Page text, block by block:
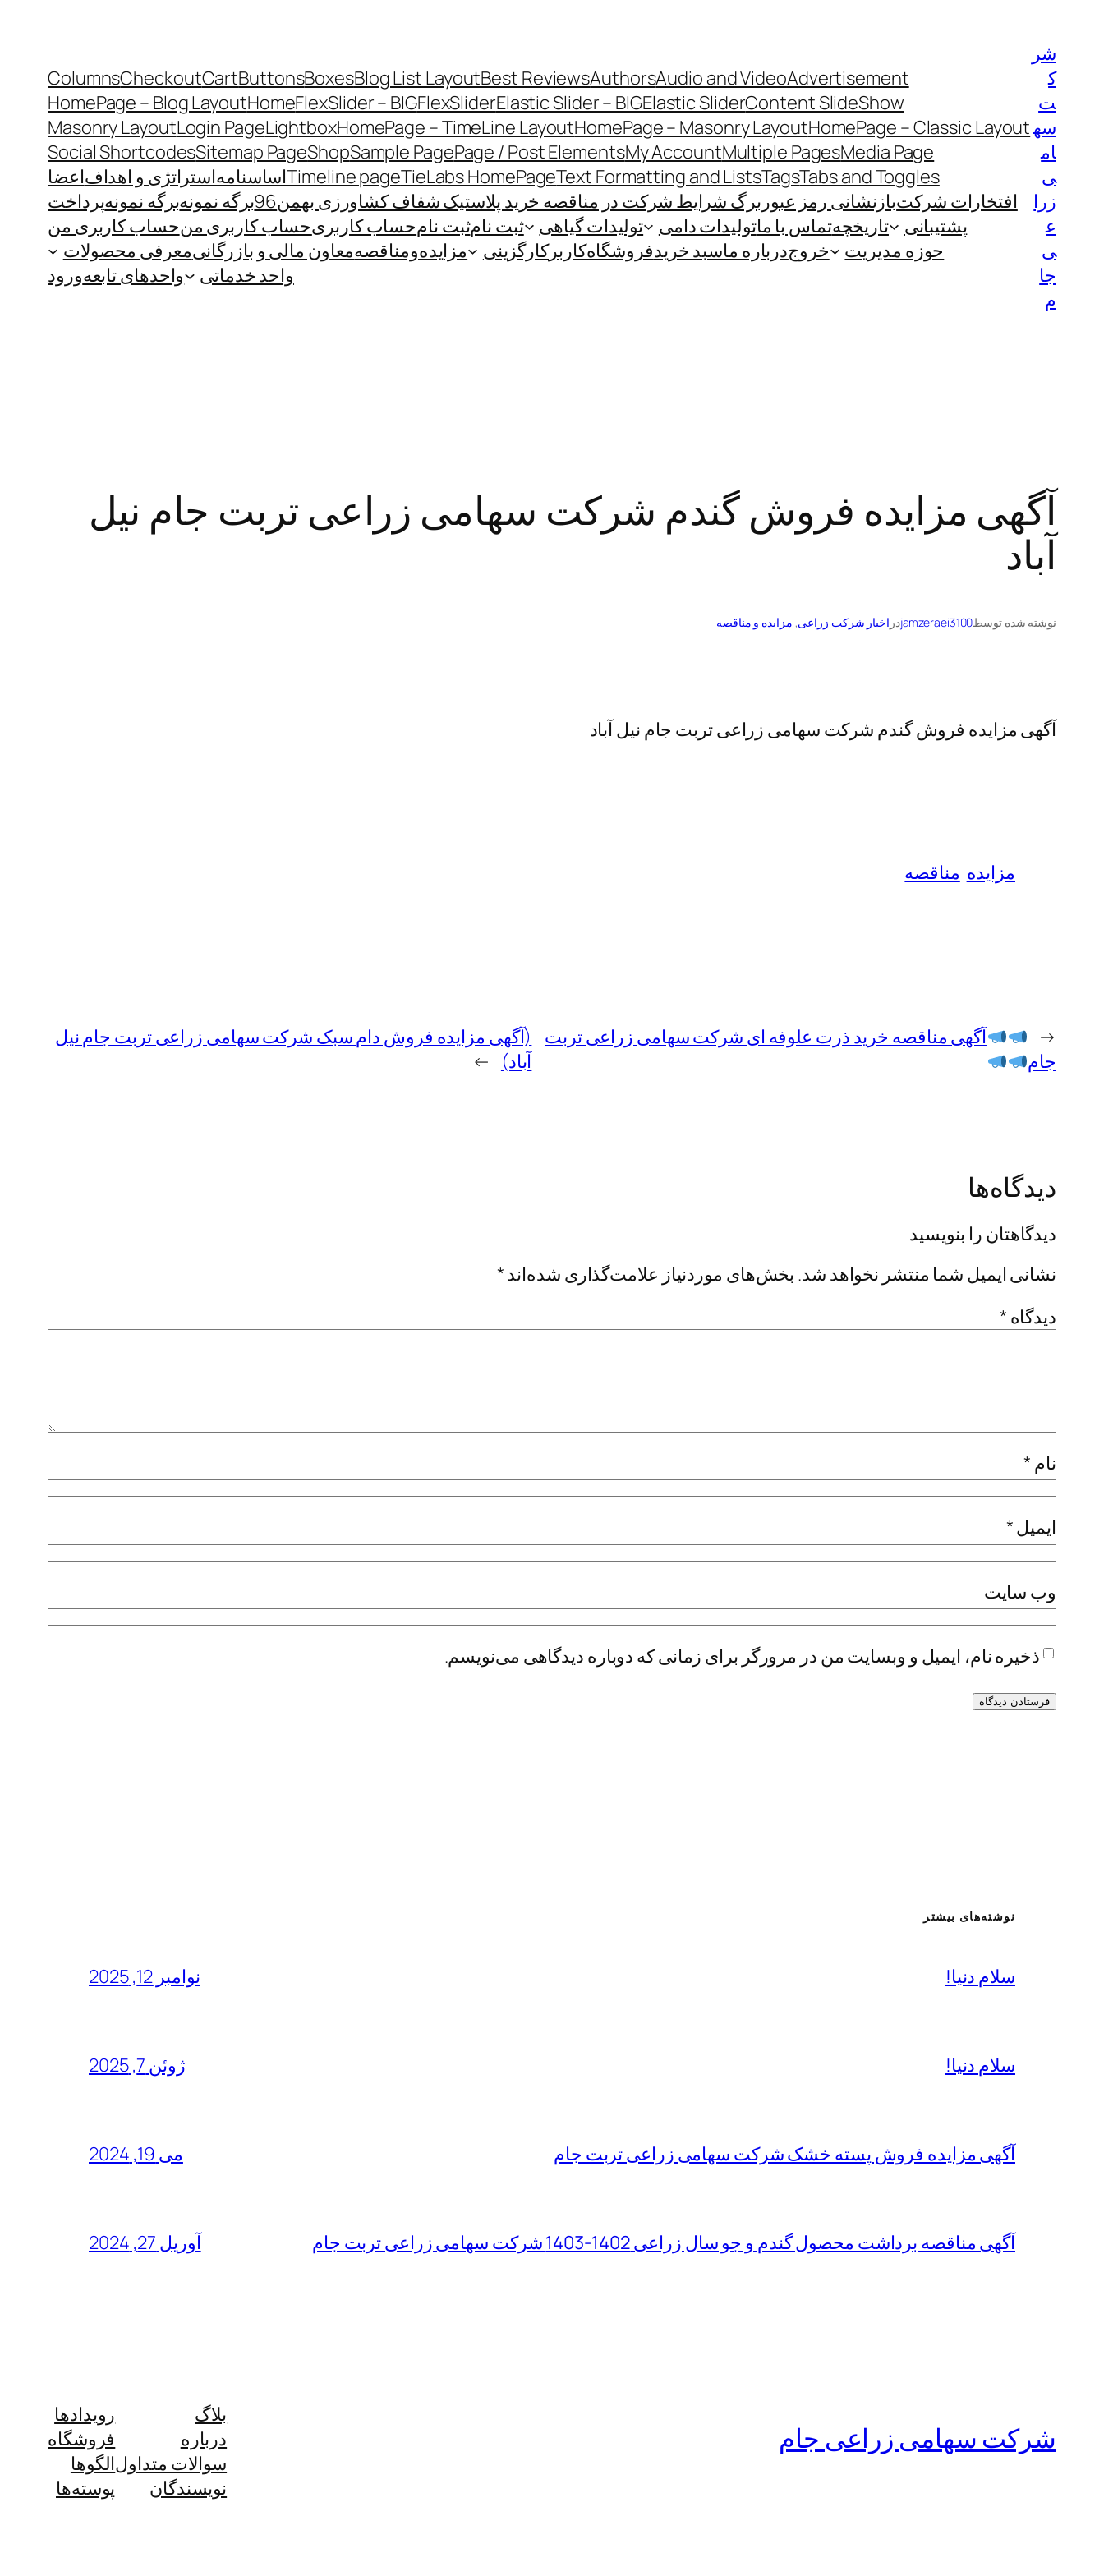
شر
ک
ت
سه
ام
ی
زرا
ع
ی
جا
م
Advertisement
Audio and Video
Authors
Best Reviews
Blog List Layout
Boxes
Buttons
Cart
Checkout
Columns
Content SlideShow
Elastic Slider
Elastic Slider – BIG
FlexSlider
FlexSlider – BIG
Home
HomePage – Blog Layout
HomePage – Classic Layout
HomePage – Masonry Layout
HomePage – TimeLine Layout
Lightbox
Login Page
Masonry Layout
Media Page
Multiple Pages
My Account
Page / Post Elements
Sample Page
Shop
Sitemap Page
Social Shortcodes
Tabs and Toggles
Tags
Text Formatting and Lists
TieLabs HomePage
Timeline pageاساسنامهاستراتژی و اهدافاعضا
افتخارات شرکتبازنشانی رمز عبور برگ شرایط شرکت در مناقصه خرید پلاستیک شفاف کشاورزی بهمن96 برگه نمونهبرگه نمونهپرداخت
پشتیبانی
تاریخچهتماس با ماتولیدات دامی تولیدات گیاهی ثبت نامثبت نامحساب کاربریحساب کاربری منحساب کاربری من
حوزه مدیریت
خروجدرباره ماسبد خریدفروشگاهکاربرکارگزینی مزایده‌و‌مناقصهمعاون مالی و بازرگانیمعرفی محصولات
واحد خدماتی
واحدهای تابعهورود
آگهی مزایده فروش گندم شرکت سهامی زراعی تربت جام نیل
آباد
نوشته شده توسطjamzeraei3100در اخبار شرکت زراعی, مزایده و مناقصه
آگهی مزایده فروش گندم شرکت سهامی زراعی تربت جام نیل آباد
مزایده مناقصه
←
آگهی مناقصه خرید ذرت علوفه ای شرکت سهامی زراعی تربت
جام
(آگهی مزایده فروش دام سبک شرکت سهامی زراعی تربت جام نیل
آباد)
→
دیدگاه‌ها
دیدگاهتان را بنویسید
نشانی ایمیل شما منتشر نخواهد شد. بخش‌های موردنیاز علامت‌گذاری شده‌اند*
دیدگاه *
نام *
ایمیل*
وب‌ سایت
ذخیره نام، ایمیل و وبسایت من در مرورگر برای زمانی که دوباره دیدگاهی می‌نویسم.
نوشته‌های بیشتر
سلام دنیا! نوامبر 12, 2025
سلام دنیا! ژوئن 7, 2025
آگهی مزایده فروش پسته خشک شرکت سهامی زراعی تربت جام می 19, 2024
آگهی مناقصه برداشت محصول گندم و جو سال زراعی 1402-1403 شرکت سهامی زراعی تربت جام آوریل 27, 2024
شرکت سهامی زراعی جام
بلاگ
درباره
سوالات متداول
نویسندگان
رویدادها
فروشگاه
الگوها
پوسته‌ها